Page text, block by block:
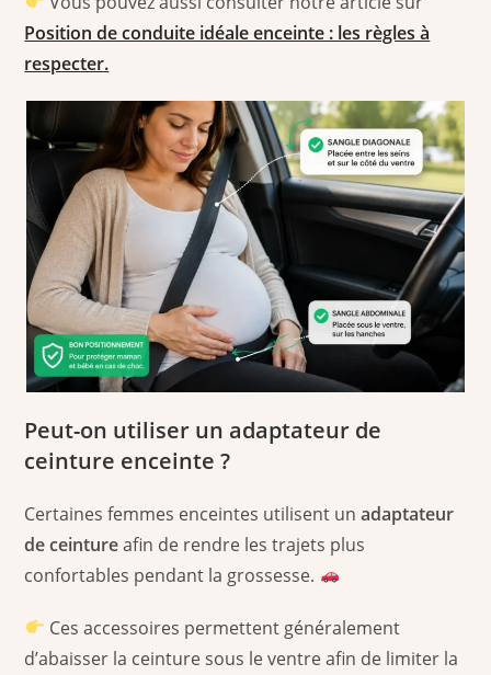
Position de conduite idéale enceinte : les règles à
respecter.
Peut-on utiliser un adaptateur de
ceinture enceinte ?
Certaines femmes enceintes utilisent unadaptateur
de ceintureafin de rendre les trajets plus
confortables pendant la grossesse.
Ces accessoires permettent généralement
d’abaisser la ceinture sous le ventre afin de limiter la